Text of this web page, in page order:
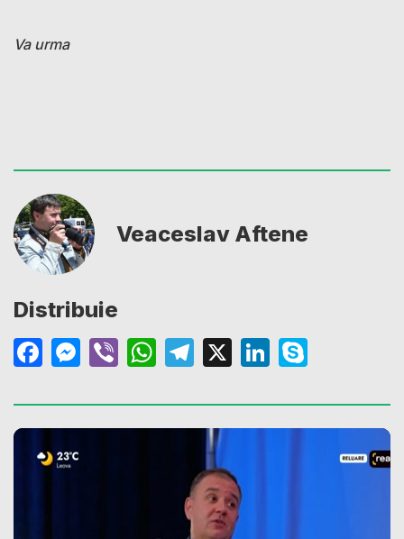
Va urma
Veaceslav Aftene
Distribuie
Facebook
Messenger
ViberWhatsApp
Telegram
X LinkedIn